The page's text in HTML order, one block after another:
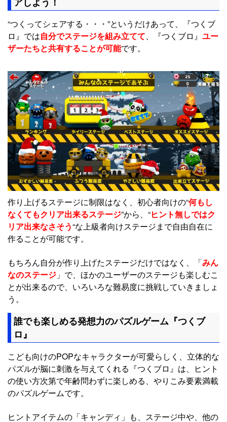
“つくってシェアする・・・”というだけあって、『つくブ
ロ』では自分でステージを組み立てて、『つくブロ』 ユー
ザーたちと共有することが可能です。
作り上げるステージに制限はなく、初心者向けの“何もし
なくてもクリア出来るステージ”から、“ヒント無しではク
リア出来なさそう“な上級者向けステージまで自由自在に
作ることが可能です。
もちろん自分が作り上げたステージだけではなく、「みん
なのステージ 」で、ほかのユーザーのステージも楽しむこ
とが出来るので、いろいろな難易度に挑戦していきましょ
う。
誰でも楽しめる発想力のパズルゲーム『つくブ
ロ』
こども向けのPOPなキャラクターが可愛らしく、立体的な
パズルが脳に刺激を与えてくれる『つくブロ』は、ヒント
の使い方次第で年齢問わずに楽しめる、やりこみ要素満載
のパズルゲームです。
ヒントアイテムの「キャンディ」も、ステージ中や、他の